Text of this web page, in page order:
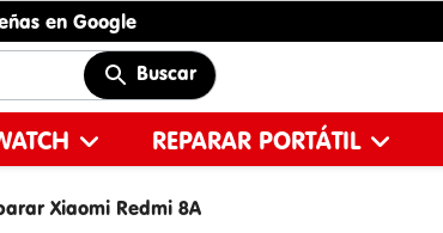
en Google
Buscar
REPARAR PORTÁTIL
Xiaomi Redmi 8A